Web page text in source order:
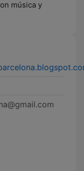
música y